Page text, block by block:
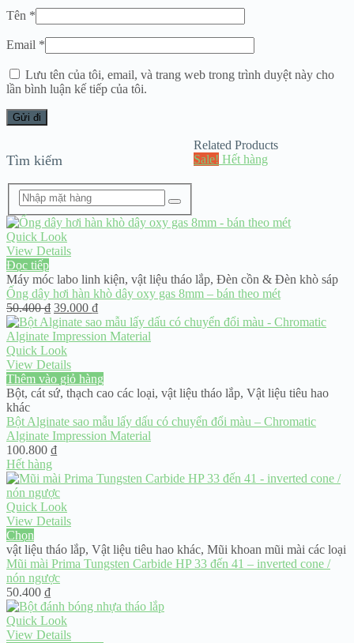
Tên *
Email *
Lưu tên của tôi, email, và trang web trong trình duyệt này cho
lần bình luận kế tiếp của tôi.
Tìm kiếm
Related Products
Sale! Hết hàng
Quick Look
View Details
Đọc tiếp
Máy móc labo linh kiện, vật liệu tháo lắp, Đèn cồn & Đèn khò sáp
Ống dây hơi hàn khò dây oxy gas 8mm – bán theo mét
50.400₫ Giá
gốc
là:
50.400 ₫.
39.000 ₫Giá
hiện
tại
Quick Look
View Details
Thêm vào giỏ hàng
Bột, cát sứ, thạch cao các loại, vật liệu tháo lắp, Vật liệu tiêu hao
khác
Bột Alginate sao mẫu lấy dấu có chuyển đổi màu – Chromatic
Alginate Impression Material
100.800 ₫
Hết hàng
Quick Look
View Details
Chọn
vật liệu tháo lắp, Vật liệu tiêu hao khác, Mũi khoan mũi mài các loại
Mũi mài Prima Tungsten Carbide HP 33 đến 41 – inverted cone /
nón ngược
50.400 ₫
Quick Look
View Details